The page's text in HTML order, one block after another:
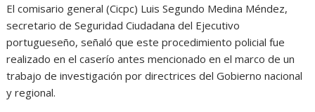
El comisario general (Cicpc) Luis Segundo Medina Méndez,
secretario de Seguridad Ciudadana del Ejecutivo
portugueseño, señaló que este procedimiento policial fue
realizado en el caserío antes mencionado en el marco de un
trabajo de investigación por directrices del Gobierno nacional
y regional.